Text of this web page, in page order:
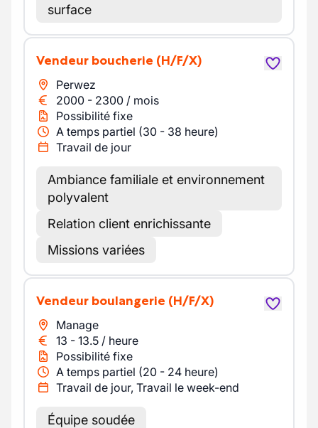
surface
Vendeur boucherie (H/F/X)
Perwez
2000 - 2300 / mois
Possibilité fixe
A temps partiel (30 - 38 heure)
Travail de jour
Ambiance familiale et environnement
polyvalent
Relation client enrichissante
Missions variées
Vendeur boulangerie (H/F/X)
Manage
13 - 13.5 / heure
Possibilité fixe
A temps partiel (20 - 24 heure)
Travail de jour, Travail le week-end
Équipe soudée